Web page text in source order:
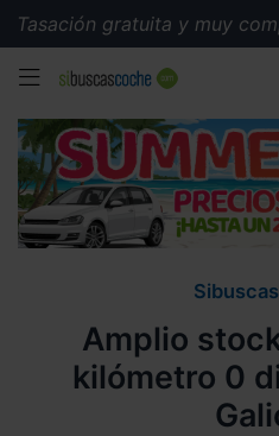
gratuita y muy competitiva
MENÚ
Amplio
kilómetro 0